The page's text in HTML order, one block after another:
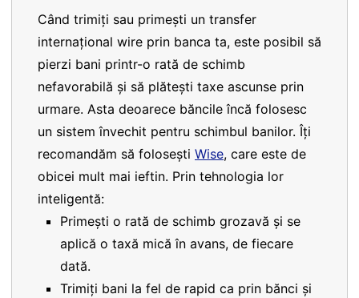
Când trimiți sau primești un transfer
internațional wire prin banca ta, este posibil să
pierzi bani printr-o rată de schimb
nefavorabilă și să plătești taxe ascunse prin
urmare. Asta deoarece băncile încă folosesc
un sistem învechit pentru schimbul banilor. Îți
recomandăm să folosești Wise, care este de
obicei mult mai ieftin. Prin tehnologia lor
inteligentă:
Primești o rată de schimb grozavă și se
aplică o taxă mică în avans, de fiecare
dată.
Trimiți bani la fel de rapid ca prin bănci și